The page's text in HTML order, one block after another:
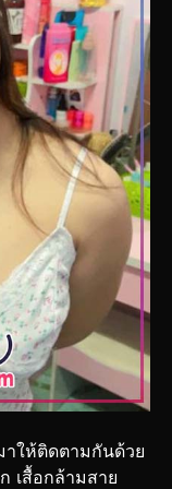
าให้ติดตามกันด้วย
เสื้อกล้ามสาย